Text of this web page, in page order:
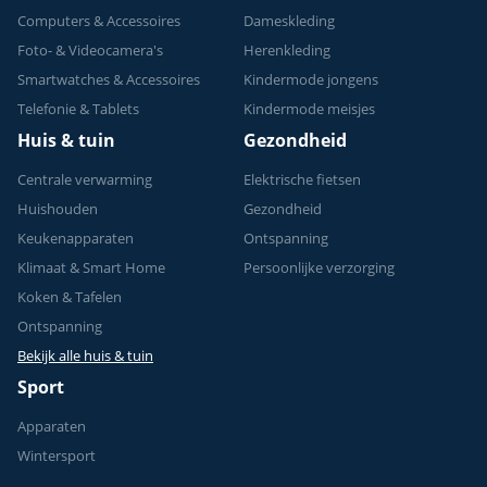
Computers & Accessoires
Foto- & Videocamera's
Smartwatches & Accessoires
Telefonie & Tablets
Dameskleding
Herenkleding
Kindermode jongens
Kindermode meisjes
Huis & tuin
Centrale verwarming
Huishouden
Keukenapparaten
Klimaat & Smart Home
Koken & Tafelen
Ontspanning
Bekijk alle huis & tuin
Gezondheid
Elektrische fietsen
Gezondheid
Ontspanning
Persoonlijke verzorging
Sport
Apparaten
Wintersport